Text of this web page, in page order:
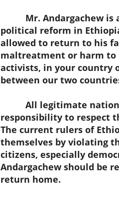
Mr. Andargachew is a
political reform in
allowed to return to his
maltreatment or harm to
activists, in your country
between our two
All legitimate
responsibility to respect
The current rulers of
themselves by violating
citizens, especially
Andargachew should be
return home.